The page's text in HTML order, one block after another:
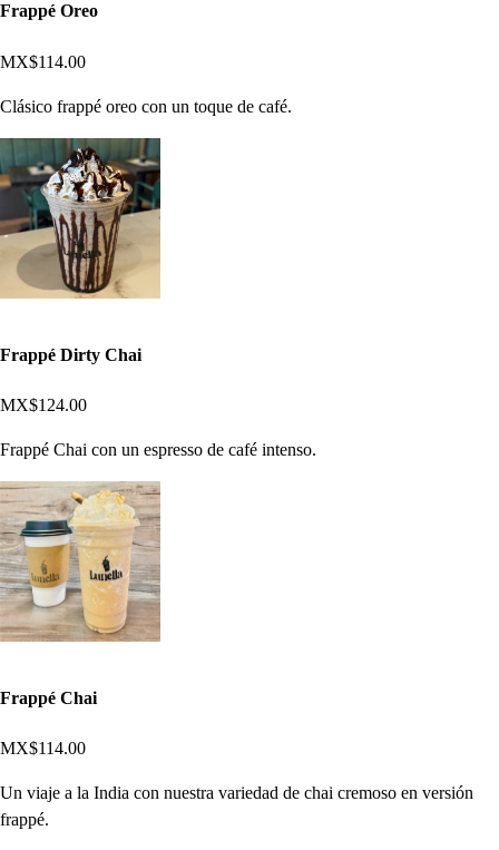
Frappé Oreo
MX$114.00
Clásico frappé oreo con un toque de café.
Frappé Dirty Chai
MX$124.00
Frappé Chai con un espresso de café intenso.
Frappé Chai
MX$114.00
Un viaje a la India con nuestra variedad de chai cremoso en versión
frappé.